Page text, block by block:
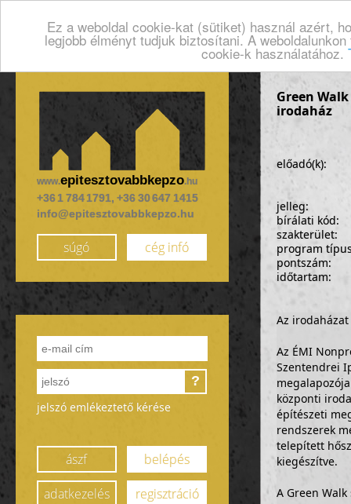
Ez a weboldal cookie-kat (sütiket) használ azért,
legjobb élményt tudjuk biztosítani. A
cookie-k használatához.
www.epitesztovabbkepzo.hu
+36 1 784 1791, +36 30 647 1415
info@epitesztovabbkepzo.hu
súgó cég infó
?
jelszó emlékeztető kérése
ászf
belépés
adatkezelés
regisztráció
Green
irodaház
előadó(k):
jelleg:
bírálati kód:
szakterület:
program
pontszám:
időtartam:
Az
Az ÉMI
Szentendrei
központi
építészeti
rendszerek
telepített
kiegészítve.
A Green